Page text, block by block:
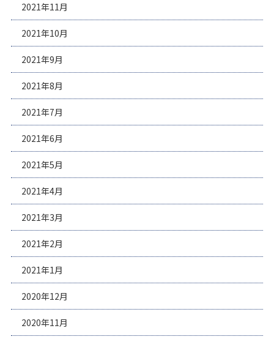
2021年11月
2021年10月
2021年9月
2021年8月
2021年7月
2021年6月
2021年5月
2021年4月
2021年3月
2021年2月
2021年1月
2020年12月
2020年11月